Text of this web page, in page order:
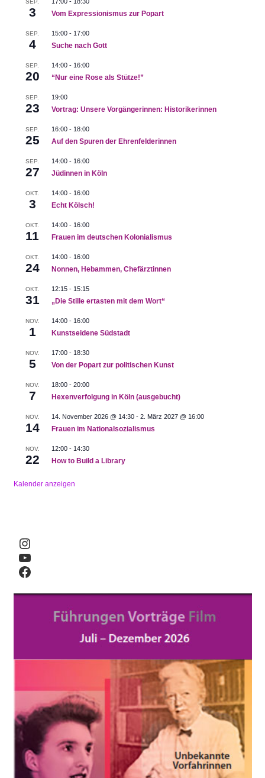
SEP.
3 Vom Expressionismus zur Popart
SEP.
4
15:00- 17:00
Suche nach Gott
SEP.
20
14:00- 16:00
“Nur eine Rose als Stütze!”
SEP.
23
19:00
Vortrag: Unsere Vorgängerinnen: Historikerinnen
SEP.
25
16:00- 18:00
Auf den Spuren der Ehrenfelderinnen
SEP.
27
14:00- 16:00
Jüdinnen in Köln
OKT.
3
14:00- 16:00
Echt Kölsch!
OKT.
11
14:00- 16:00
Frauen im deutschen Kolonialismus
OKT.
24
14:00- 16:00
Nonnen, Hebammen, Chefärztinnen
OKT.
31
12:15- 15:15
„Die Stille ertasten mit dem Wort“
NOV.
1
14:00- 16:00
Kunstseidene Südstadt
NOV.
5
17:00- 18:30
Von der Popart zur politischen Kunst
NOV.
7
18:00- 20:00
Hexenverfolgung in Köln (ausgebucht)
NOV.
14
14. November 2026 @ 14:30- 2. März 2027 @ 16:00
Frauen im Nationalsozialismus
NOV.
22
12:00- 14:30
How to Build a Library
Kalender anzeigen
Instagram
YouTube
Facebook